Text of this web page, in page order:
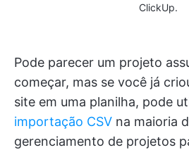
ClickUp.
Pode parecer um projeto
começar, mas se você já
site em uma planilha, pode
importação CSV na maioria
gerenciamento de projetos